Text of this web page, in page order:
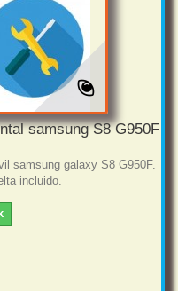
samsung S8 G950F
samsung galaxy S8 G950F.
incluido.